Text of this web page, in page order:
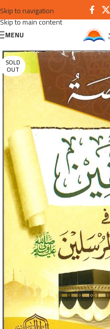
Skip to navigation
Skip to main content
MENU
SOLD
OUT